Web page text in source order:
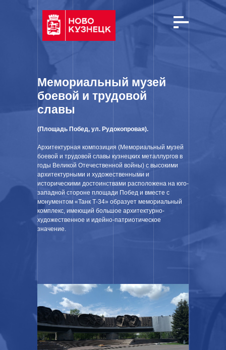
Мемориальный музей
боевой и трудовой
славы
(Площадь Побед, ул. Рудокопровая).
Архитектурная композиция (Мемориальный музей
боевой и трудовой славы кузнецких металлургов в
годы Великой Отечественной войны) с высокими
архитектурными и художественными и
историческими достоинствами расположена на юго-
западной стороне площади Побед и вместе с
монументом «Танк Т-34» образует мемориальный
комплекс, имеющий большое архитектурно-
художественное и идейно-патриотическое
значение.